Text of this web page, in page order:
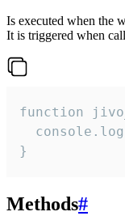
Is executed when the
It is triggered when
function
}
Methods#